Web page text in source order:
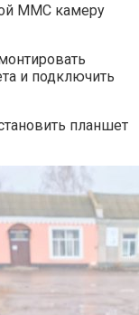
ММС камеру
и подключить
планшет